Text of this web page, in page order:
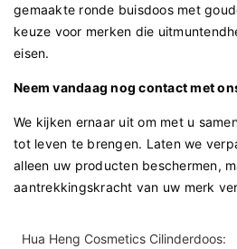
gemaakte ronde buisdoos met
keuze voor merken die
eisen.
Neem vandaag nog contact met
We kijken ernaar uit om met u
tot leven te brengen. Laten we
alleen uw producten beschermen,
aantrekkingskracht van uw merk
Hua Heng Cosmetics Cilinderdoos: